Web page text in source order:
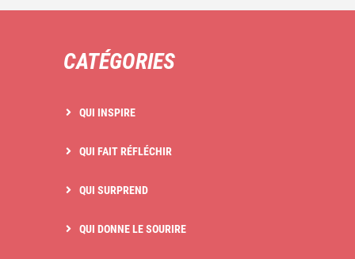
CATÉGORIES
QUI INSPIRE
QUI FAIT RÉFLÉCHIR
QUI SURPREND
QUI DONNE LE SOURIRE